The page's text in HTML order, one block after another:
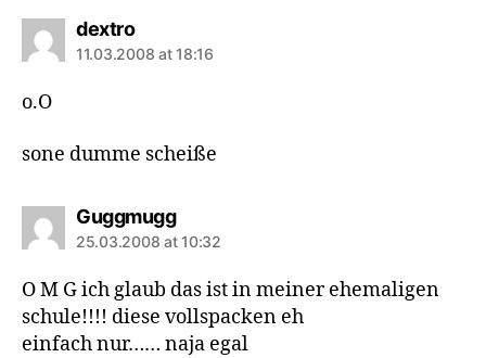
dextrosays:
11.03.2008 at 18:16
o.O
sone dumme scheiße
Guggmuggsays:
25.03.2008 at 10:32
O M G ich glaub das ist in meiner ehemaligen
schule!!!! diese vollspacken eh
einfach nur…… naja egal